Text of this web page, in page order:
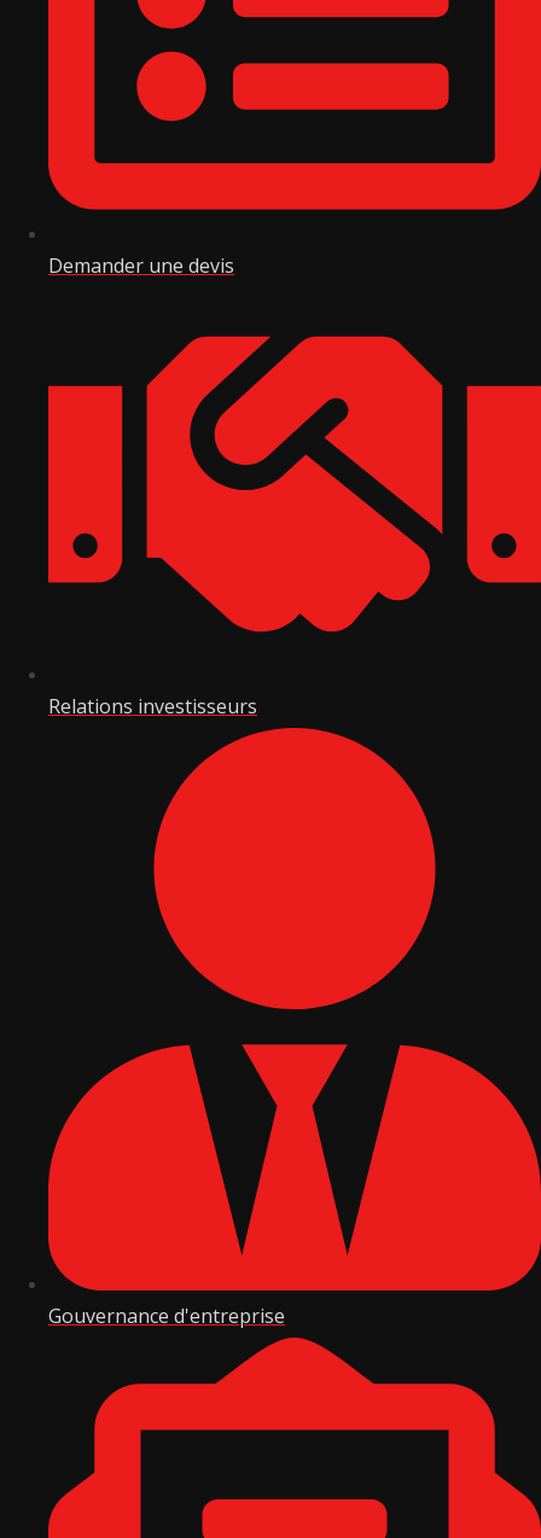
Demander une devis
Relations investisseurs
Gouvernance d'entreprise